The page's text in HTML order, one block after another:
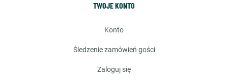
TWOJE KONTO
konto
śledzenie zamówień gości
zaloguj się